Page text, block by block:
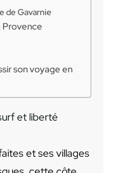
de Gavarnie
Provence
son voyage en
et liberté
et ses villages